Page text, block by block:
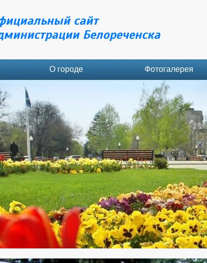
сайт
Белореченска
О городе Фотогалерея